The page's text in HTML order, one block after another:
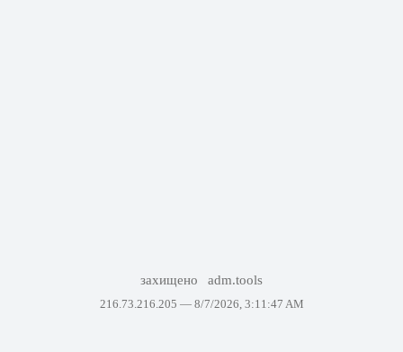
захищено adm.tools
216.73.216.205 — 8/7/2026, 3:11:47 AM